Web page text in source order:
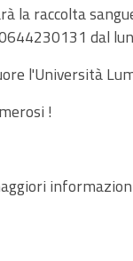
la raccolta
dal
l'Università
!